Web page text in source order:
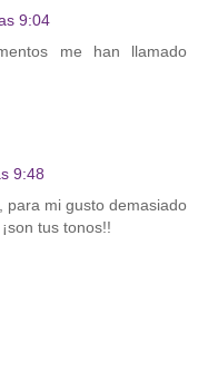
9:04
me han llamado
9:48
para mi gusto demasiado
tus tonos!!